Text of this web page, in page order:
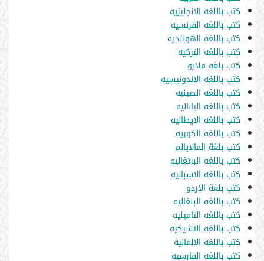
كتب باللغه الانجليزيه
كتب باللغه الفرنسيه
كتب باللغه الهولنديه
كتب باللغه التركيه
كتب بلغه ملايو
كتب باللغه الاندونيسيه
كتب باللغه الصينيه
كتب باللغه اليابانيه
كتب باللغه الايطاليه
كتب باللغه الكوريه
كتب بلغة المالايالم
كتب باللغه البرتغاليه
كتب باللغه الاسبانيه
كتب بلغة الاردو
كتب باللغه البنغاليه
كتب باللغه التاميليه
كتب باللغه التشيكيه
كتب باللغه الالمانيه
كتب باللغه الفارسيه